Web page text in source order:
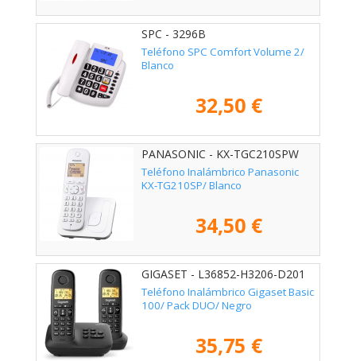
SPC - 3296B
Teléfono SPC Comfort Volume 2/
Blanco
32,50 €
PANASONIC - KX-TGC210SPW
Teléfono Inalámbrico Panasonic
KX-TG210SP/ Blanco
34,50 €
GIGASET - L36852-H3206-D201
Teléfono Inalámbrico Gigaset Basic
100/ Pack DUO/ Negro
35,75 €